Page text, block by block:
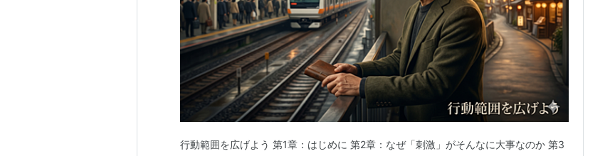
行動範囲を広げよう 第1章：はじめに 第2章：なぜ「刺激」がそんなに大事なのか 第3